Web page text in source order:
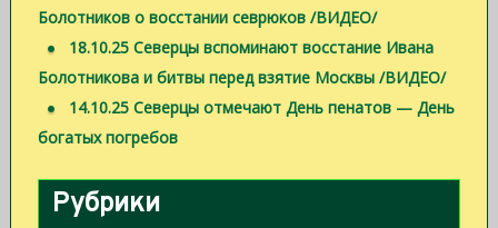
Болотников о восстании севрюков /ВИДЕО/
18.10.25 Северцы вспоминают восстание Ивана
Болотникова и битвы перед взятие Москвы /ВИДЕО/
14.10.25 Северцы отмечают День пенатов — День
богатых погребов
Рубрики